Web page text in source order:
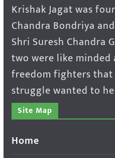
Krishak Jagat was
Chandra Bondriya
Shri Suresh Chandra
two were like
freedom fighters
struggle wanted to
Site Map
Home